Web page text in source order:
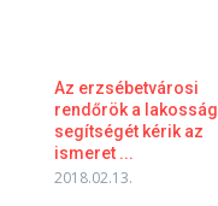
Az erzsébetvárosi
rendőrök a lakosság
segítségét kérik az
ismeret ...
2018.02.13.